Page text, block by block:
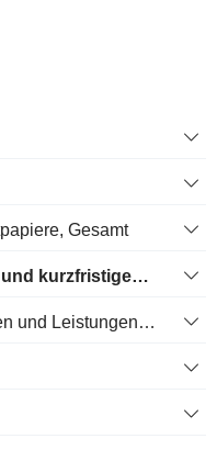
Gesamt
Gesamtsumme an Bargeld und kurzfristigen Investitionen
Forderungen aus Lieferungen und Leistungen, Gesamt